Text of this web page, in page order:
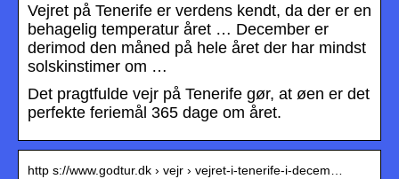
Vejret på Tenerife er verdens kendt, da der er en
behagelig temperatur året … December er
derimod den måned på hele året der har mindst
solskinstimer om …
Det pragtfulde vejr på Tenerife gør, at øen er det
perfekte feriemål 365 dage om året.
http s://www.godtur.dk › vejr › vejret-i-tenerife-i-decem…